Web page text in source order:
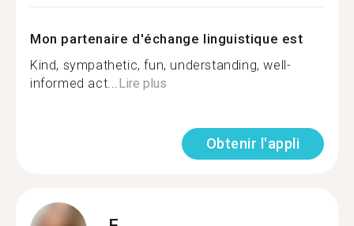
Mon partenaire d'échange linguistique est
Kind, sympathetic, fun, understanding, well-
informed act...Lire plus
Obtenir l'appli